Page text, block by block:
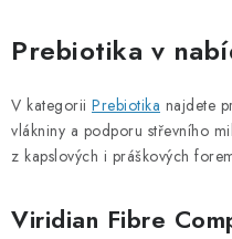
Prebiotika v
V kategorii Prebiotika najdete
vlákniny a podporu střevního
z kapslových i práškových
Viridian Fibre